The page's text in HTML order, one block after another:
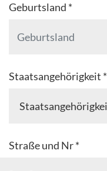
Geburtsland *
Staatsangehörigkeit *
Straße und Nr *